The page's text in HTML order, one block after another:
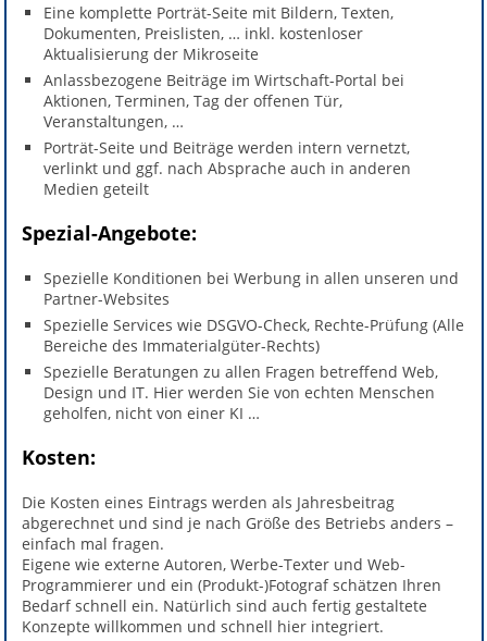
Eine komplette Porträt-Seite mit Bildern, Texten,
Dokumenten, Preislisten, … inkl. kostenloser
Aktualisierung der Mikroseite
Anlassbezogene Beiträge im Wirtschaft-Portal bei
Aktionen, Terminen, Tag der offenen Tür,
Veranstaltungen, …
Porträt-Seite und Beiträge werden intern vernetzt,
verlinkt und ggf. nach Absprache auch in anderen
Medien geteilt
Spezial-Angebote:
Spezielle Konditionen bei Werbung in allen unseren und
Partner-Websites
Spezielle Services wie DSGVO-Check, Rechte-Prüfung (Alle
Bereiche des Immaterialgüter-Rechts)
Spezielle Beratungen zu allen Fragen betreffend Web,
Design und IT. Hier werden Sie von echten Menschen
geholfen, nicht von einer KI …
Kosten:
Die Kosten eines Eintrags werden als Jahresbeitrag
abgerechnet und sind je nach Größe des Betriebs anders –
einfach mal fragen.
Eigene wie externe Autoren, Werbe-Texter und Web-
Programmierer und ein (Produkt-)Fotograf schätzen Ihren
Bedarf schnell ein. Natürlich sind auch fertig gestaltete
Konzepte willkommen und schnell hier integriert.